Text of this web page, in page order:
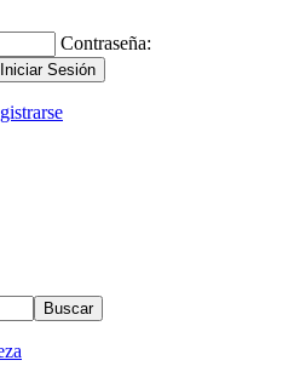
Contraseña: